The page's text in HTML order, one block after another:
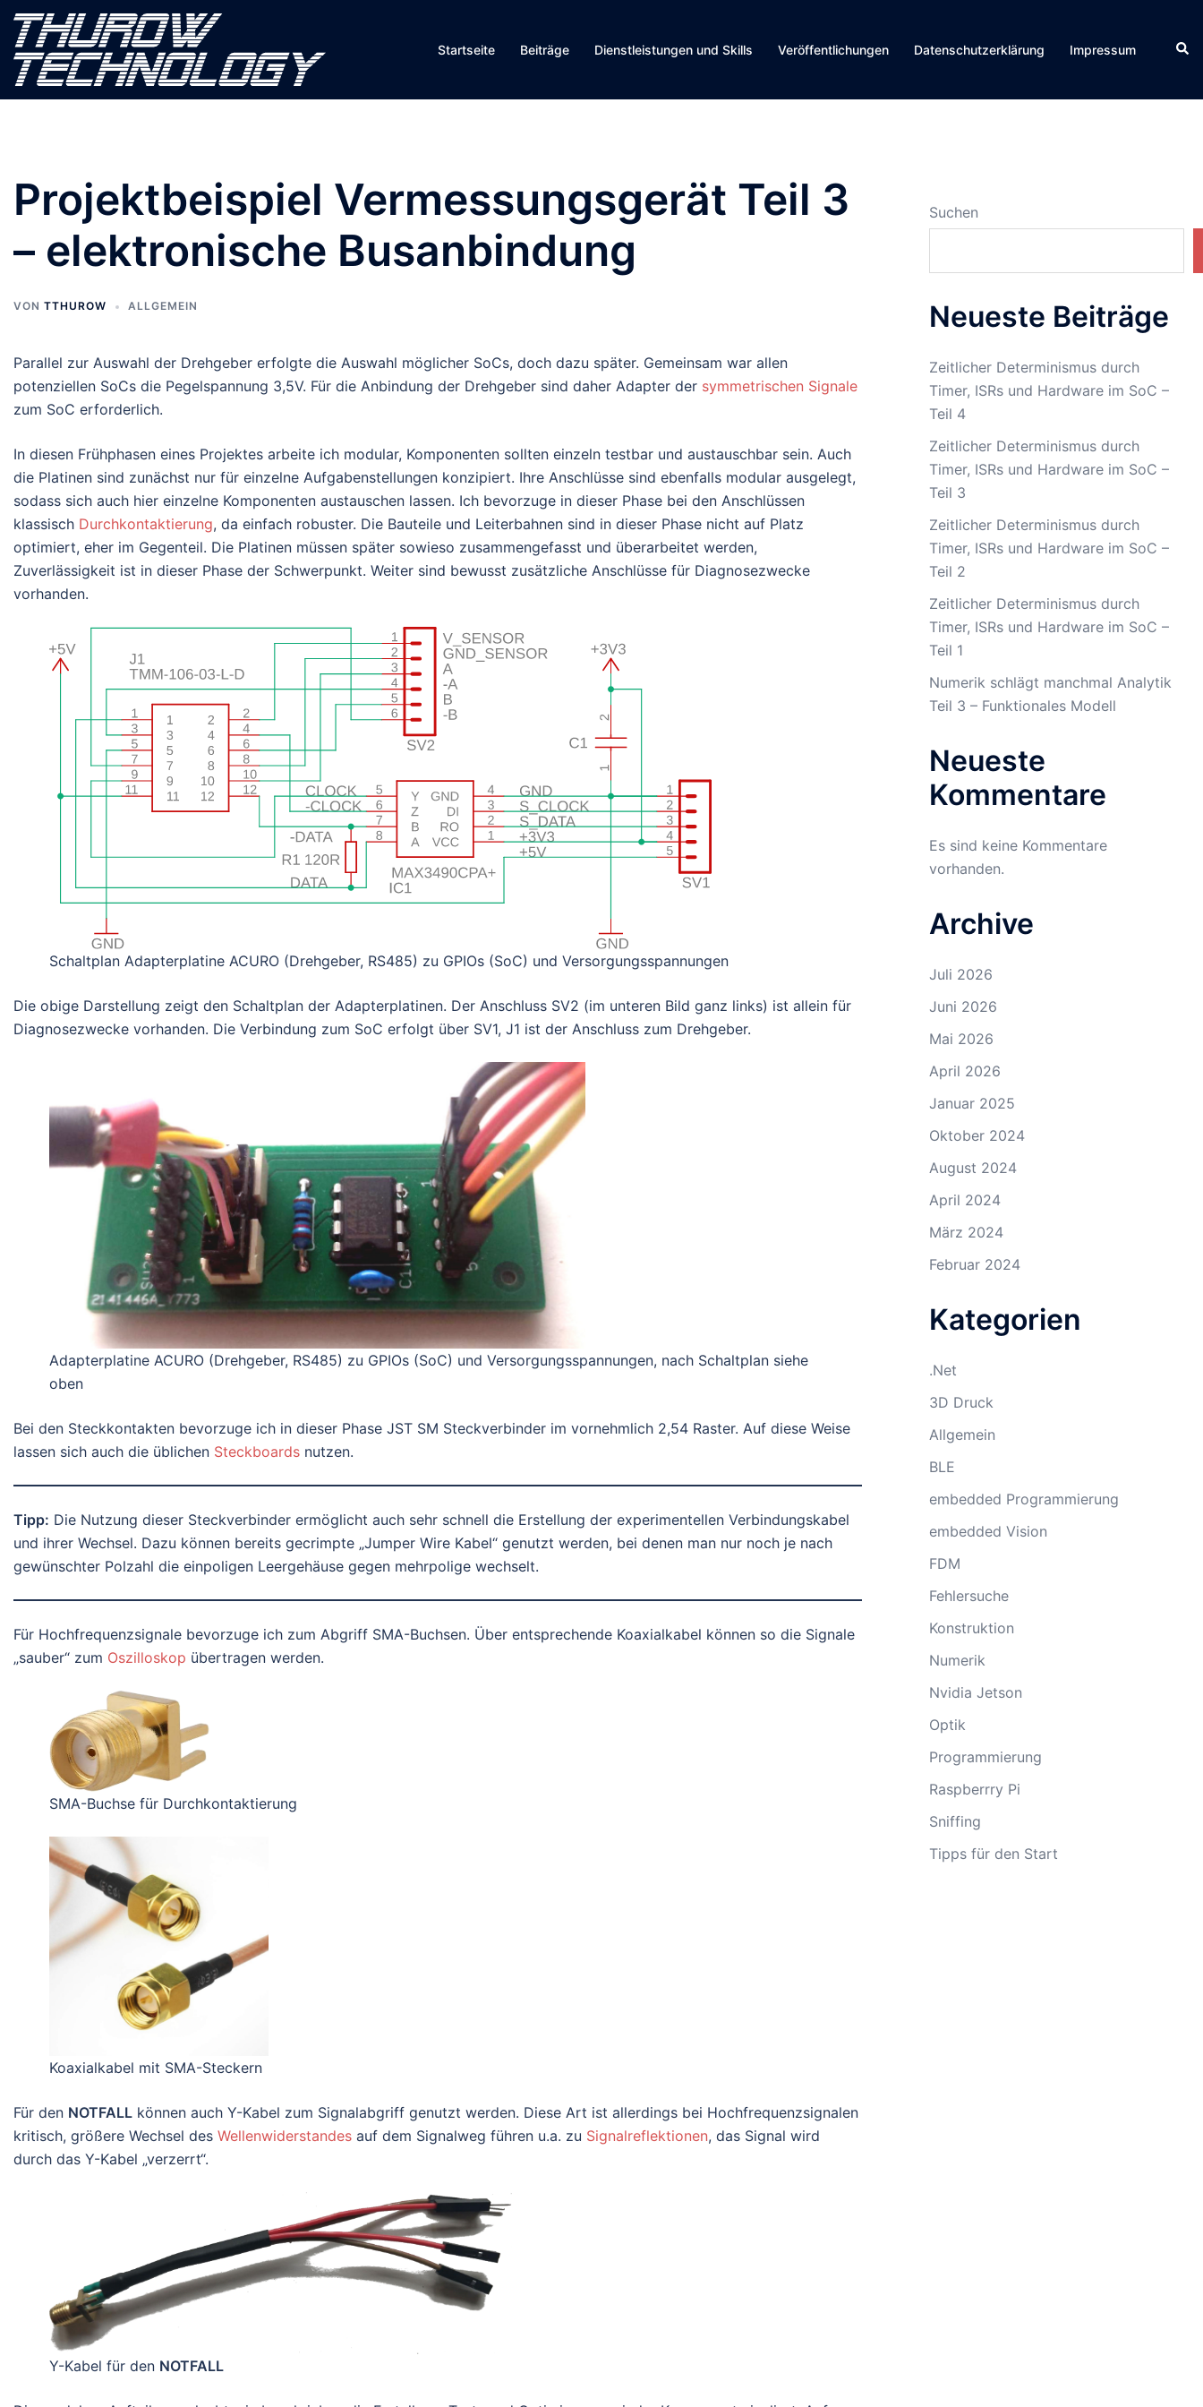
Zum
Inhalt
springen
Startseite Beiträge Dienstleistungen und Skills Veröffentlichungen Datenschutzerklärung Impressum
Projektbeispiel Vermessungsgerät Teil 3
– elektronische Busanbindung
VON TTHUROW ALLGEMEIN
Parallel zur Auswahl der Drehgeber erfolgte die Auswahl möglicher SoCs, doch dazu später. Gemeinsam war allen
potenziellen SoCs die Pegelspannung 3,5V. Für die Anbindung der Drehgeber sind daher Adapter der symmetrischen Signale
zum SoC erforderlich.
In diesen Frühphasen eines Projektes arbeite ich modular, Komponenten sollten einzeln testbar und austauschbar sein. Auch
die Platinen sind zunächst nur für einzelne Aufgabenstellungen konzipiert. Ihre Anschlüsse sind ebenfalls modular ausgelegt,
sodass sich auch hier einzelne Komponenten austauschen lassen. Ich bevorzuge in dieser Phase bei den Anschlüssen
klassisch Durchkontaktierung, da einfach robuster. Die Bauteile und Leiterbahnen sind in dieser Phase nicht auf Platz
optimiert, eher im Gegenteil. Die Platinen müssen später sowieso zusammengefasst und überarbeitet werden,
Zuverlässigkeit ist in dieser Phase der Schwerpunkt. Weiter sind bewusst zusätzliche Anschlüsse für Diagnosezwecke
vorhanden.
Schaltplan Adapterplatine ACURO (Drehgeber, RS485) zu GPIOs (SoC) und Versorgungsspannungen
Die obige Darstellung zeigt den Schaltplan der Adapterplatinen. Der Anschluss SV2 (im unteren Bild ganz links) ist allein für
Diagnosezwecke vorhanden. Die Verbindung zum SoC erfolgt über SV1, J1 ist der Anschluss zum Drehgeber.
Adapterplatine ACURO (Drehgeber, RS485) zu GPIOs (SoC) und Versorgungsspannungen, nach Schaltplan siehe
oben
Bei den Steckkontakten bevorzuge ich in dieser Phase JST SM Steckverbinder im vornehmlich 2,54 Raster. Auf diese Weise
lassen sich auch die üblichen Steckboards nutzen.
Tipp: Die Nutzung dieser Steckverbinder ermöglicht auch sehr schnell die Erstellung der experimentellen Verbindungskabel
und ihrer Wechsel. Dazu können bereits gecrimpte „Jumper Wire Kabel“ genutzt werden, bei denen man nur noch je nach
gewünschter Polzahl die einpoligen Leergehäuse gegen mehrpolige wechselt.
Für Hochfrequenzsignale bevorzuge ich zum Abgriff SMA-Buchsen. Über entsprechende Koaxialkabel können so die Signale
„sauber“ zum Oszilloskop übertragen werden.
SMA-Buchse für Durchkontaktierung
Koaxialkabel mit SMA-Steckern
Für den NOTFALL können auch Y-Kabel zum Signalabgriff genutzt werden. Diese Art ist allerdings bei Hochfrequenzsignalen
kritisch, größere Wechsel des Wellenwiderstandes auf dem Signalweg führen u.a. zu Signalreflektionen, das Signal wird
durch das Y-Kabel „verzerrt“.
Y-Kabel für den NOTFALL
Suchen
Neueste Beiträge
Zeitlicher Determinismus durch
Timer, ISRs und Hardware im SoC –
Teil 4
Zeitlicher Determinismus durch
Timer, ISRs und Hardware im SoC –
Teil 3
Zeitlicher Determinismus durch
Timer, ISRs und Hardware im SoC –
Teil 2
Zeitlicher Determinismus durch
Timer, ISRs und Hardware im SoC –
Teil 1
Numerik schlägt manchmal Analytik
Teil 3 – Funktionales Modell
Neueste
Kommentare
Es sind keine Kommentare
vorhanden.
Archive
Juli 2026
Juni 2026
Mai 2026
April 2026
Januar 2025
Oktober 2024
August 2024
April 2024
März 2024
Februar 2024
Kategorien
.Net
3D Druck
Allgemein
BLE
embedded Programmierung
embedded Vision
FDM
Fehlersuche
Konstruktion
Numerik
Nvidia Jetson
Optik
Programmierung
Raspberrry Pi
Sniffing
Tipps für den Start